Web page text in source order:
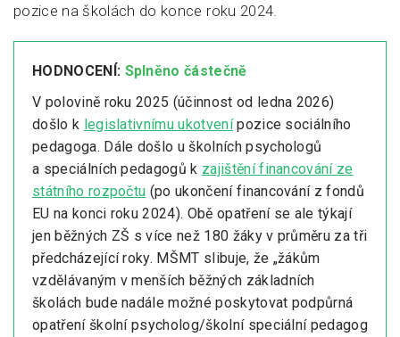
pozice na školách do konce roku 2024.
HODNOCENÍ: Splněno částečně
V polovině roku 2025 (účinnost od ledna 2026)
došlo k legislativnímu ukotvenípozice sociálního
pedagoga. Dále došlo u školních psychologů
a speciálních pedagogů k zajištění financování ze
státního rozpočtu (po ukončení financování z fondů
EU na konci roku 2024). Obě opatření se ale týkají
jen běžných ZŠ s více než 180 žáky v průměru za tři
předcházející roky. MŠMT slibuje, že „žákům
vzdělávaným v menších běžných základních
školách bude nadále možné poskytovat podpůrná
opatření školní psycholog/školní speciální pedagog